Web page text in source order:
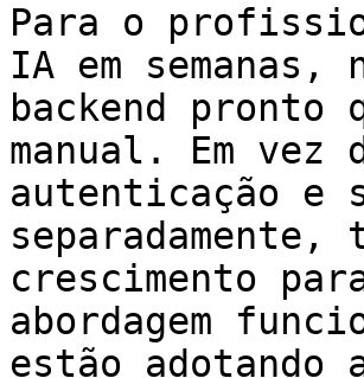
Para o
IA em semanas,
backend
manual. Em
autenticação e
crescimento
abordagem
estão